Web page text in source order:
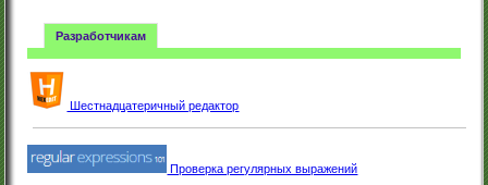
Разработчикам
Шестнадцатеричный редактор
Проверка регулярных выражений